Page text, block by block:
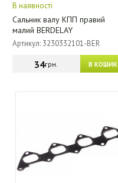
В наявності
Сальник валу КПП правий
малий BERDELAY
Артикул: 3230332101-BER
В КОШИК
34грн.